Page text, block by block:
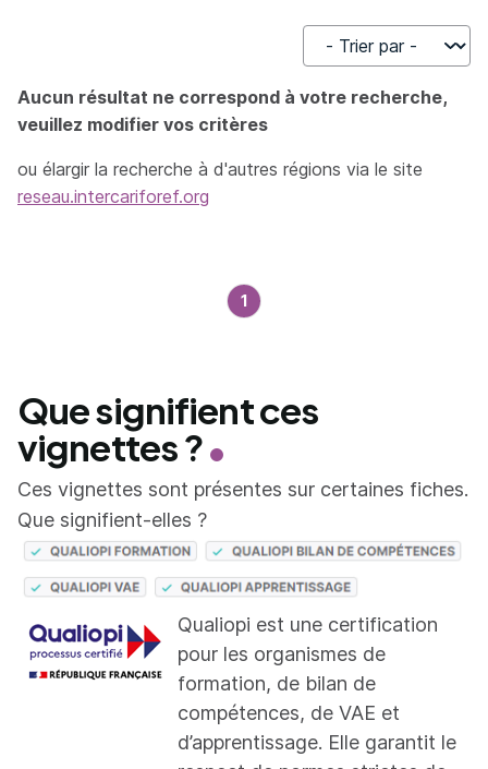
Trier par
Aucun résultat ne correspond à votre recherche,
veuillez modifier vos critères
ou élargir la recherche à d'autres régions via le site
reseau.intercariforef.org
1
Que signifient ces
vignettes ?
Ces vignettes sont présentes sur certaines fiches.
Que signifient-elles ?
Qualiopi est une certification
pour les organismes de
formation, de bilan de
compétences, de VAE et
d’apprentissage. Elle garantit le